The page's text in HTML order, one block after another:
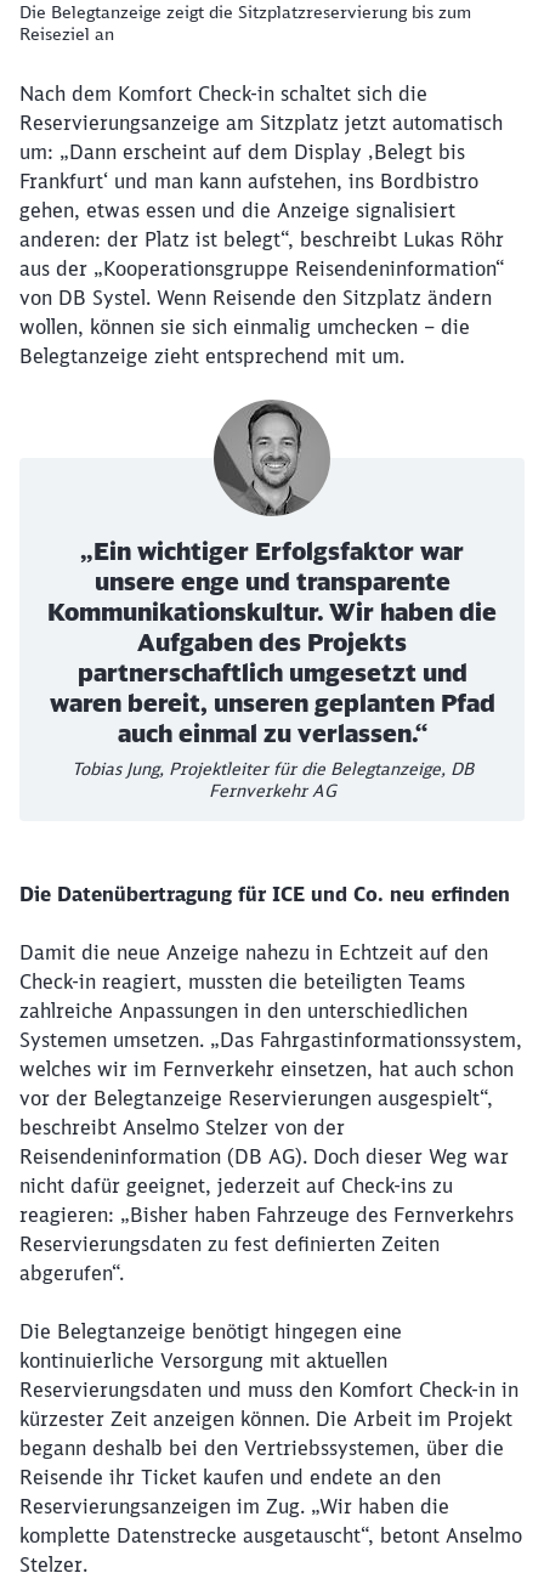
Die Belegtanzeige zeigt die Sitzplatzreservierung bis zum
Reiseziel an
Nach dem Komfort Check-in schaltet sich die
Reservierungsanzeige am Sitzplatz jetzt automatisch
um: „Dann erscheint auf dem Display ‚Belegt bis
Frankfurt‘ und man kann aufstehen, ins Bordbistro
gehen, etwas essen und die Anzeige signalisiert
anderen: der Platz ist belegt“, beschreibt Lukas Röhr
aus der „Kooperationsgruppe Reisendeninformation“
von DB Systel. Wenn Reisende den Sitzplatz ändern
wollen, können sie sich einmalig umchecken – die
Belegtanzeige zieht entsprechend mit um.
„Ein wichtiger Erfolgsfaktor war
unsere enge und transparente
Kommunikationskultur. Wir haben die
Aufgaben des Projekts
partnerschaftlich umgesetzt und
waren bereit, unseren geplanten Pfad
auch einmal zu verlassen.“
Tobias Jung, Projektleiter für die Belegtanzeige, DB
Fernverkehr AG
Die Datenübertragung für ICE und Co. neu erfinden
Damit die neue Anzeige nahezu in Echtzeit auf den
Check-in reagiert, mussten die beteiligten Teams
zahlreiche Anpassungen in den unterschiedlichen
Systemen umsetzen. „Das Fahrgastinformationssystem,
welches wir im Fernverkehr einsetzen, hat auch schon
vor der Belegtanzeige Reservierungen ausgespielt“,
beschreibt Anselmo Stelzer von der
Reisendeninformation (DB AG). Doch dieser Weg war
nicht dafür geeignet, jederzeit auf Check-ins zu
reagieren: „Bisher haben Fahrzeuge des Fernverkehrs
Reservierungsdaten zu fest definierten Zeiten
abgerufen“.
Die Belegtanzeige benötigt hingegen eine
kontinuierliche Versorgung mit aktuellen
Reservierungsdaten und muss den Komfort Check-in in
kürzester Zeit anzeigen können. Die Arbeit im Projekt
begann deshalb bei den Vertriebssystemen, über die
Reisende ihr Ticket kaufen und endete an den
Reservierungsanzeigen im Zug. „Wir haben die
komplette Datenstrecke ausgetauscht“, betont Anselmo
Stelzer.